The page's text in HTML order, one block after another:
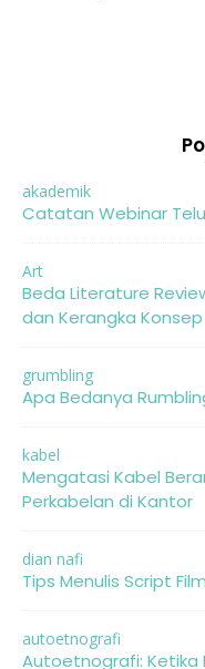
akademik
Catatan Webinar
Art
Beda Literature
dan Kerangka Konsep
grumbling
Apa Bedanya
kabel
Mengatasi Kabel
Perkabelan di Kantor
dian nafi
Tips Menulis Script
autoetnografi
Autoetnografi: Ketika